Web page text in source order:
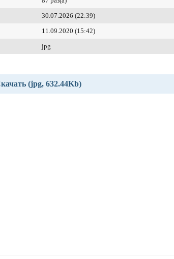
30.07.2026 (22:39)
11.09.2020 (15:42)
jpg
(jpg, 632.44Kb)